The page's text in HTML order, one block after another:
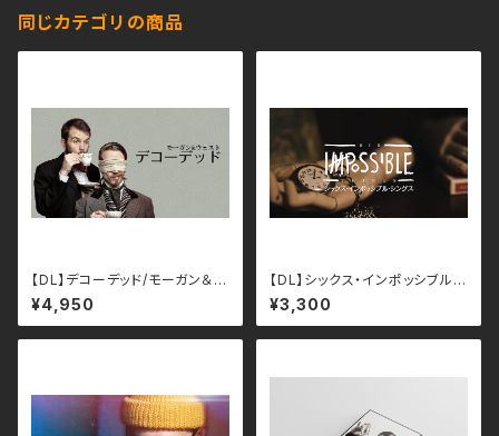
同じカテゴリの商品
【DL】デコーデッド/モーガン＆ウ
ェスト（日本語字幕）
¥4,950
【DL】シックス・インポッシブル・
シングス（日本語字幕）
¥3,300